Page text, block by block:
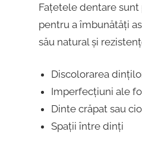
Fațetele dentare
pentru a îmbunătăți
său natural și
Discolorarea
Imperfecțiuni ale
Dinte crăpat sau
Spații între dinți